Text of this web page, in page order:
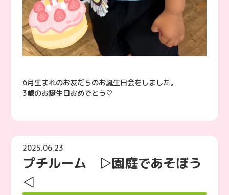
6月生まれのお友だちのお誕生日会をしました。
3歳のお誕生日おめでとう♡
2025.06.23
プチルーム ▷園庭であそぼう
◁